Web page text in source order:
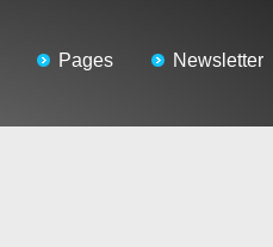
Pages Newsletter